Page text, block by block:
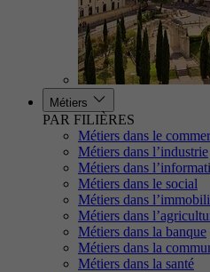
Métiers
PAR FILIÈRES
Métiers dans le
Métiers dans l’industrie
Métiers dans
Métiers dans le social
Métiers dans
Métiers dans
Métiers dans la banque
Métiers dans la
Métiers dans la santé